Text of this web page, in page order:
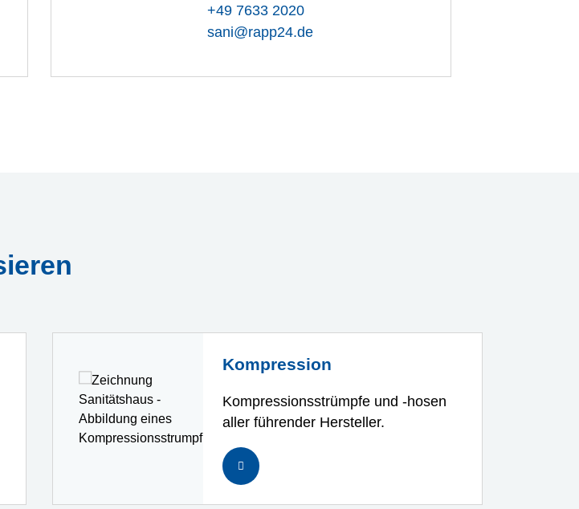
+49 7633 2020
sani@rapp24.de
Kompression
Kompressionsstrümpfe und -hosen
aller führender Hersteller.